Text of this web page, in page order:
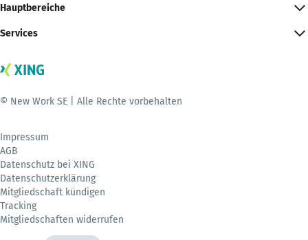
Hauptbereiche
Services
© New Work SE | Alle Rechte vorbehalten
Impressum
AGB
Datenschutz bei XING
Datenschutzerklärung
Mitgliedschaft kündigen
Tracking
Mitgliedschaften widerrufen